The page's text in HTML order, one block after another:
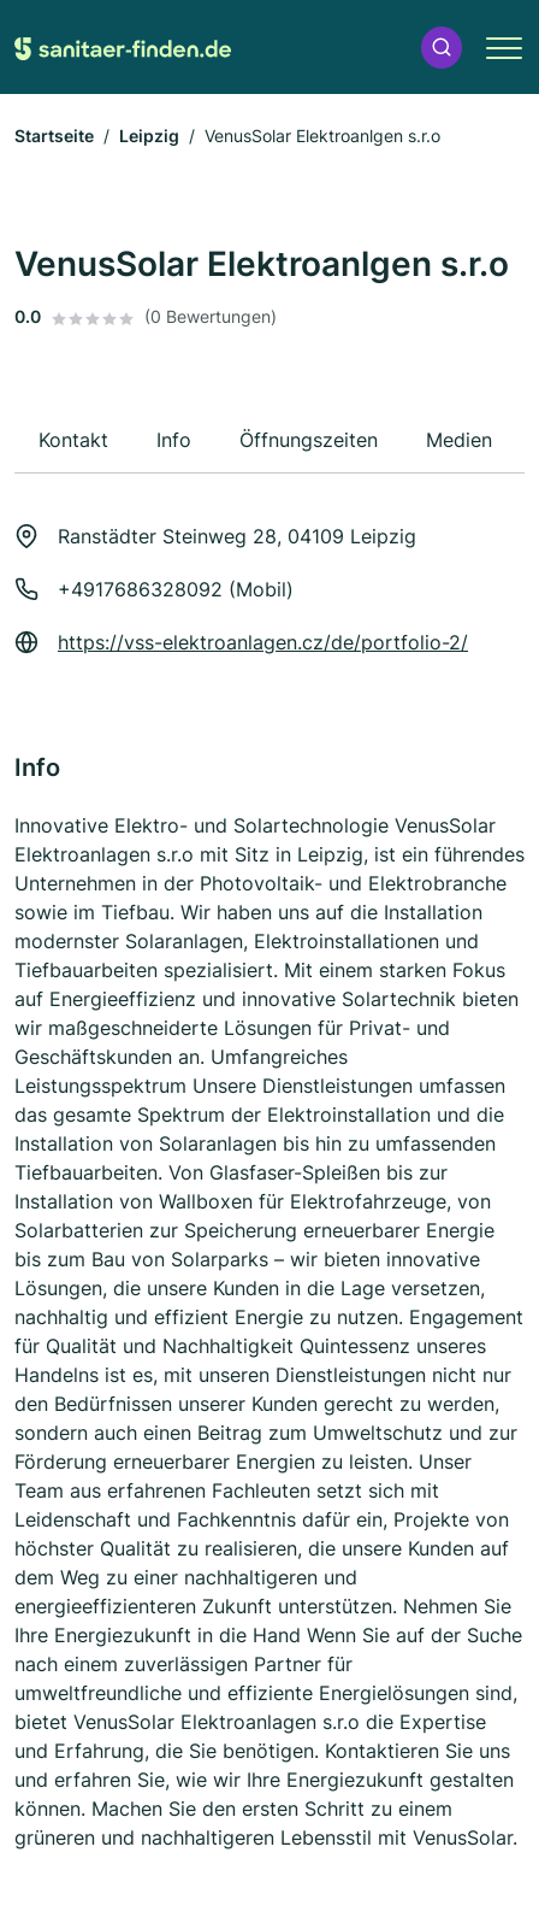
Startseite Leipzig VenusSolar Elektroanlgen s.r.o
VenusSolar Elektroanlgen s.r.o
0.0 (0 Bewertungen)
Kontakt Info Öffnungszeiten Medien
Ranstädter Steinweg 28, 04109 Leipzig
+4917686328092 (Mobil)
https://vss-elektroanlagen.cz/de/portfolio-2/
Info
Innovative Elektro- und Solartechnologie VenusSolar
Elektroanlagen s.r.o mit Sitz in Leipzig, ist ein führendes
Unternehmen in der Photovoltaik- und Elektrobranche
sowie im Tiefbau. Wir haben uns auf die Installation
modernster Solaranlagen, Elektroinstallationen und
Tiefbauarbeiten spezialisiert. Mit einem starken Fokus
auf Energieeffizienz und innovative Solartechnik bieten
wir maßgeschneiderte Lösungen für Privat- und
Geschäftskunden an. Umfangreiches
Leistungsspektrum Unsere Dienstleistungen umfassen
das gesamte Spektrum der Elektroinstallation und die
Installation von Solaranlagen bis hin zu umfassenden
Tiefbauarbeiten. Von Glasfaser-Spleißen bis zur
Installation von Wallboxen für Elektrofahrzeuge, von
Solarbatterien zur Speicherung erneuerbarer Energie
bis zum Bau von Solarparks – wir bieten innovative
Lösungen, die unsere Kunden in die Lage versetzen,
nachhaltig und effizient Energie zu nutzen. Engagement
für Qualität und Nachhaltigkeit Quintessenz unseres
Handelns ist es, mit unseren Dienstleistungen nicht nur
den Bedürfnissen unserer Kunden gerecht zu werden,
sondern auch einen Beitrag zum Umweltschutz und zur
Förderung erneuerbarer Energien zu leisten. Unser
Team aus erfahrenen Fachleuten setzt sich mit
Leidenschaft und Fachkenntnis dafür ein, Projekte von
höchster Qualität zu realisieren, die unsere Kunden auf
dem Weg zu einer nachhaltigeren und
energieeffizienteren Zukunft unterstützen. Nehmen Sie
Ihre Energiezukunft in die Hand Wenn Sie auf der Suche
nach einem zuverlässigen Partner für
umweltfreundliche und effiziente Energielösungen sind,
bietet VenusSolar Elektroanlagen s.r.o die Expertise
und Erfahrung, die Sie benötigen. Kontaktieren Sie uns
und erfahren Sie, wie wir Ihre Energiezukunft gestalten
können. Machen Sie den ersten Schritt zu einem
grüneren und nachhaltigeren Lebensstil mit VenusSolar.